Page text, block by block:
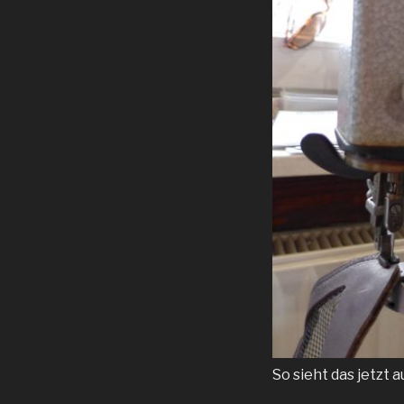
So sieht das jetzt